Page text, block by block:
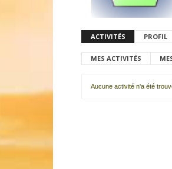
ACTIVITÉS PROFIL
MES ACTIVITÉS
Aucune activité n'a été